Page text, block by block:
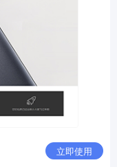
立即使用